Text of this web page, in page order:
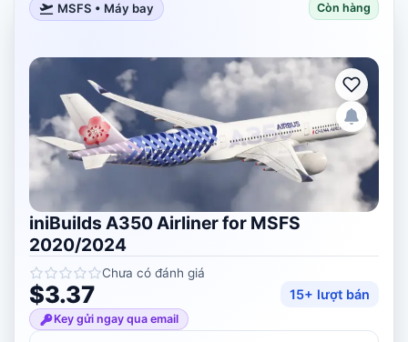
MSFS • Máy bay Còn hàng
iniBuilds A350 Airliner for MSFS
2020/2024
Chưa có đánh giá
$3.37 15+ lượt bán
Key gửi ngay qua email